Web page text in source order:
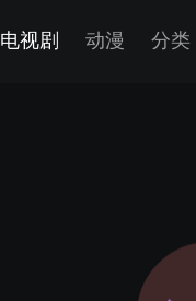
电视剧 动漫 分类